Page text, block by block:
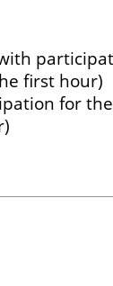
first hour)
for